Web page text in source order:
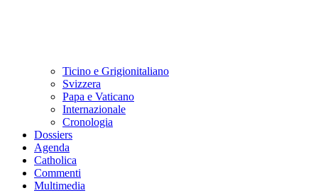
Ticino e Grigionitaliano
Svizzera
Papa e Vaticano
Internazionale
Cronologia
Dossiers
Agenda
Catholica
Commenti
Multimedia